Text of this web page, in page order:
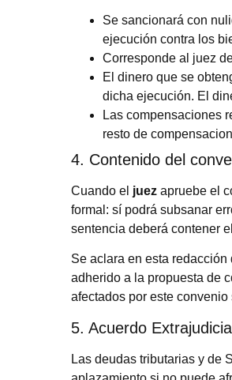
Se sancionará con
ejecución contra los
Corresponde al juez
El dinero que se
dicha ejecución. El
Las compensaciones
resto de
4. Contenido del
Cuando el juez apruebe el
formal: sí podrá subsanar
sentencia deberá contener
Se aclara en esta redacción
adherido a la propuesta de
afectados por este
5. Acuerdo
Las deudas tributarias y de